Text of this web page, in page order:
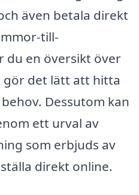
även betala direkt
till-
du en översikt över
gör det lätt att hitta
Dessutom kan
ett urval av
som erbjuds av
direkt online.